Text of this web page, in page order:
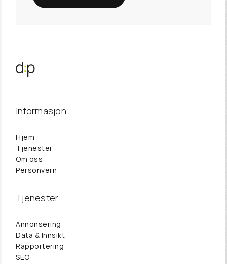
Informasjon
Hjem
Tjenester
Om oss
Personvern
Tjenester
Annonsering
Data & Innsikt
Rapportering
SEO